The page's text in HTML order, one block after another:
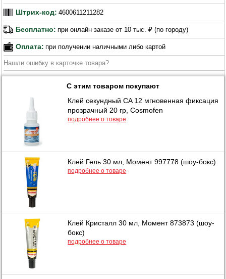
Штрих-код: 4600611211282
Бесплатно: при онлайн заказе от 10 тыс. ₽ (по городу)
Оплата: при получении наличными либо картой
Нашли ошибку в карточке товара?
С этим товаром покупают
Клей секундный CA 12 мгновенная фиксация
прозрачный 20 гр, Cosmofen
подробнее о товаре
Клей Гель 30 мл, Момент 997778 (шоу-бокс)
подробнее о товаре
Клей Кристалл 30 мл, Момент 873873 (шоу-
бокс)
подробнее о товаре